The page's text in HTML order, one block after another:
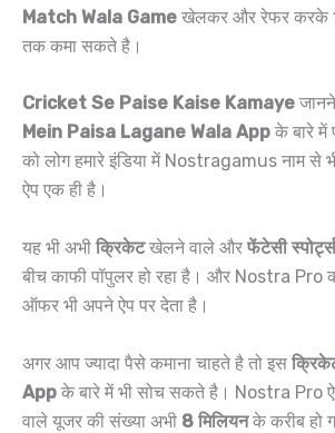
Match Wala Game खेलकर और रेफर करके
तक कमा सकते है।
Cricket Se Paise Kaise Kamaye
Mein Paisa Lagane Wala App के बारे
को लोग हमारे इंडिया में Nostragamus नाम से
ऐप एक ही है।
यह भी अभी क्रिकेटखेलने वाले और फेंटेसी स्पोर्ट्स
बीच काफी पॉपुलर हो रहा है। और Nostra
ऑफर भी अपने ऐप पर देता है।
अगर आप ज्यादा पैसे कमाना चाहते है तो इस
App के बारे में भी सोच सकते है। Nostra Pro
वाले यूजर की संख्या अभी 8 मिलियनके करीब हो